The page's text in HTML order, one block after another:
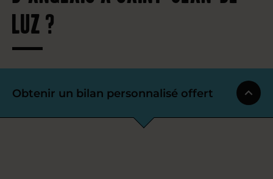
Luz ?
Obtenir un bilan personnalisé offert